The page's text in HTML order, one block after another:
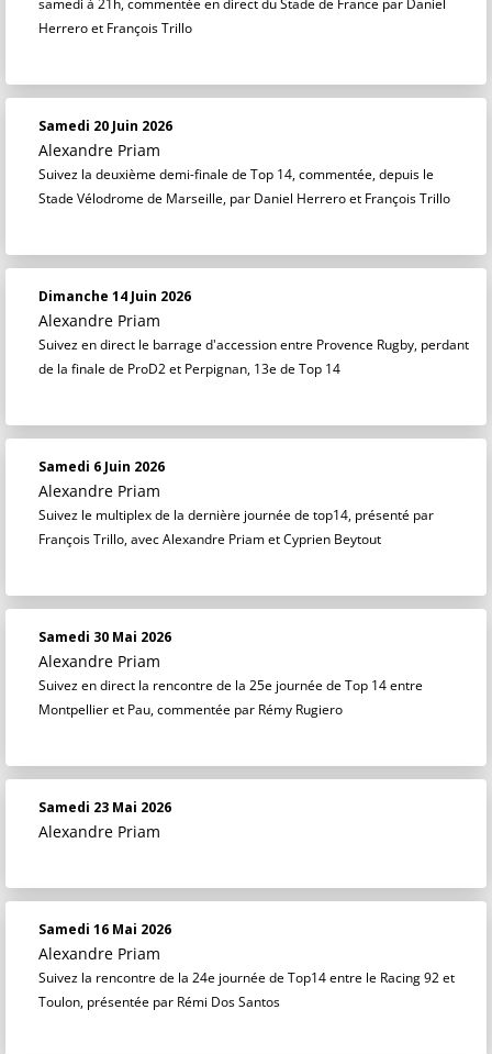
samedi à 21h, commentée en direct du Stade de France par Daniel
Herrero et François Trillo
Samedi 20 Juin 2026
Alexandre Priam
Suivez la deuxième demi-finale de Top 14, commentée, depuis le
Stade Vélodrome de Marseille, par Daniel Herrero et François Trillo
Dimanche 14 Juin 2026
Alexandre Priam
Suivez en direct le barrage d'accession entre Provence Rugby, perdant
de la finale de ProD2 et Perpignan, 13e de Top 14
Samedi 6 Juin 2026
Alexandre Priam
Suivez le multiplex de la dernière journée de top14, présenté par
François Trillo, avec Alexandre Priam et Cyprien Beytout
Samedi 30 Mai 2026
Alexandre Priam
Suivez en direct la rencontre de la 25e journée de Top 14 entre
Montpellier et Pau, commentée par Rémy Rugiero
Samedi 23 Mai 2026
Alexandre Priam
Samedi 16 Mai 2026
Alexandre Priam
Suivez la rencontre de la 24e journée de Top14 entre le Racing 92 et
Toulon, présentée par Rémi Dos Santos